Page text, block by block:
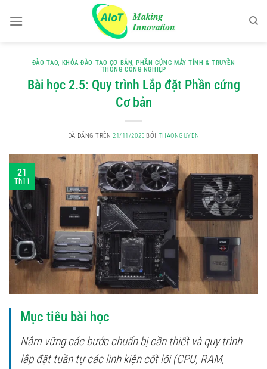
đến
ĐÀO TẠO, KHÓA ĐÀO TẠO CƠ BẢN,PHẦN CỨNG MÁY TÍNH & TRUYỀN
THÔNG CÔNG NGHIỆP
Bài học 2.5: Quy trình Lắp đặt Phần cứng
Cơ bản
ĐÃ ĐĂNG TRÊN21/11/2025 BỞI THAONGUYEN
21
Th11
Mục tiêu bài học
Nắm vững các bước chuẩn bị cần thiết và quy trình
lắp đặt tuần tự các linh kiện cốt lõi (CPU, RAM,